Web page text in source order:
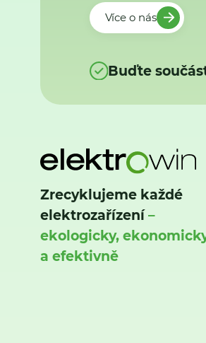
Více o nás
Buďte
Zrecyklujeme každé
elektrozařízení–
ekologicky,
a efektivně